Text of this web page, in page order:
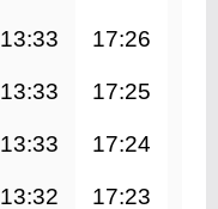
13:33 17:26
13:33 17:25
13:33 17:24
13:32 17:23